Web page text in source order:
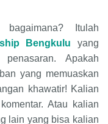
Itulah
Bengkulu yang
Apakah
yang memuaskan
khawatir! Kalian
Atau kalian
lain yang bisa kalian